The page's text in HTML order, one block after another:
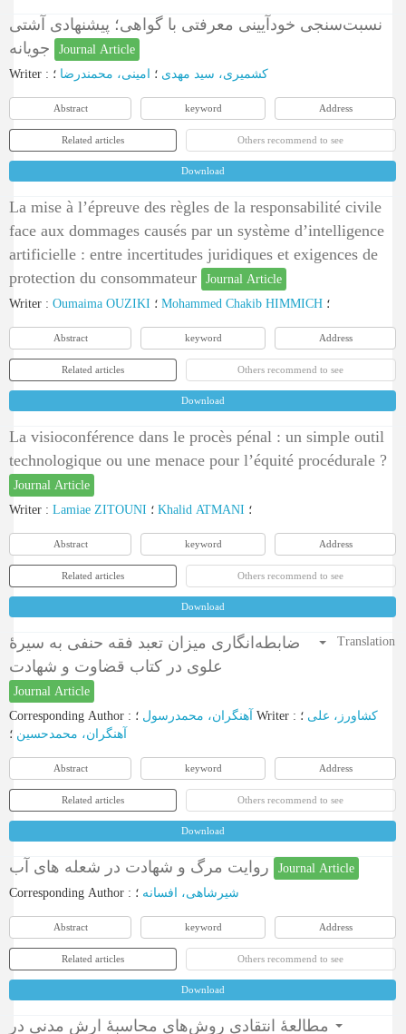
نسبت‌سنجی خودآیینی معرفتی با گواهی؛ پیشنهادی آشتی
Journal Article
Writer : کشمیری، سید مهدی ؛ امینی، محمندرضا ؛
Abstract keyword Address
Related articles Others recommend to see
Download
La mise à l’épreuve des règles de la responsabilité civile
face aux dommages causés par un système d’intelligence
artificielle : entre incertitudes juridiques et exigences de
protection du consommateur
Journal Article
Writer : Oumaima OUZIKI Mohammed Chakib HIMMICH ؛
Abstract keyword Address
Related articles Others recommend to see
Download
La visioconférence dans le procès pénal : un simple outil
technologique ou une menace pour l’équité procédurale ?
Journal Article
Writer : Lamiae ZITOUNI Khalid ATMANI ؛
Abstract keyword Address
Related articles Others recommend to see
Download
ضابطه‌انگاری میزان تعبد فقه حنفی به سیرۀ
علوی در کتاب قضاوت و شهادت
Journal Article
Translation
Corresponding Author : آهنگران، محمدرسول Writer : کشاورز، علی ؛
آهنگران، محمدحسین ؛
Abstract keyword Address
Related articles Others recommend to see
Download
Journal Article
Corresponding Author : شیرشاهی، افسانه ؛
Abstract keyword Address
Related articles Others recommend to see
Download
مطالعۀ انتقادی روش‌های محاسبۀ ارش ‌مدنی در